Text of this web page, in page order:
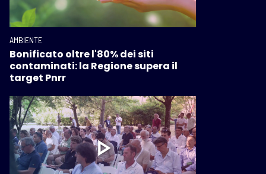
AMBIENTE
Bonificato oltre l'80% dei siti
contaminati: la Regione supera il
target Pnrr